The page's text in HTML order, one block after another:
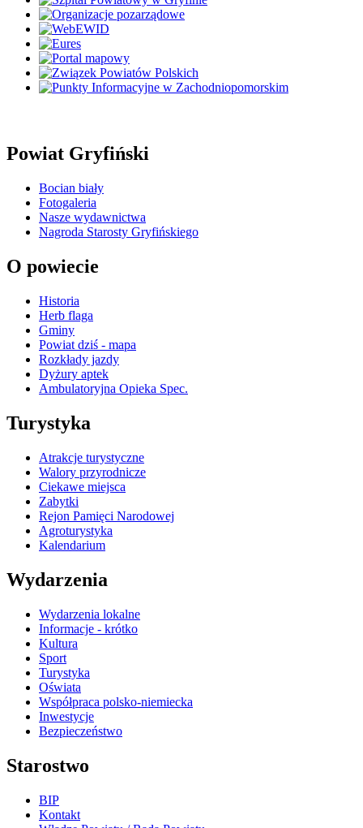
Powiat Gryfiński
Bocian biały
Fotogaleria
Nasze wydawnictwa
Nagroda Starosty Gryfińskiego
O powiecie
Historia
Herb flaga
Gminy
Powiat dziś - mapa
Rozkłady jazdy
Dyżury aptek
Ambulatoryjna Opieka Spec.
Turystyka
Atrakcje turystyczne
Walory przyrodnicze
Ciekawe miejsca
Zabytki
Rejon Pamięci Narodowej
Agroturystyka
Kalendarium
Wydarzenia
Wydarzenia lokalne
Informacje - krótko
Kultura
Sport
Turystyka
Oświata
Współpraca polsko-niemiecka
Inwestycje
Bezpieczeństwo
Starostwo
BIP
Kontakt